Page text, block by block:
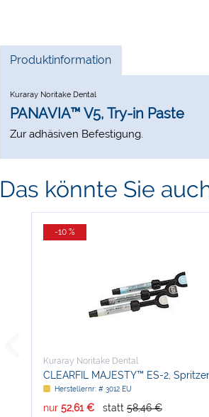
Current
Produktinformation
Kuraray Noritake Dental
PANAVIA™ V5, Try-in Paste
Zur adhäsiven Befestigung.
Das könnte Sie
-10 %
Kuraray Noritake Dental
CLEARFIL MAJESTY™ ES-2,
Intro Kit
Herstellernr: # 3012 EU
nur 52,61 € statt 58,46 €